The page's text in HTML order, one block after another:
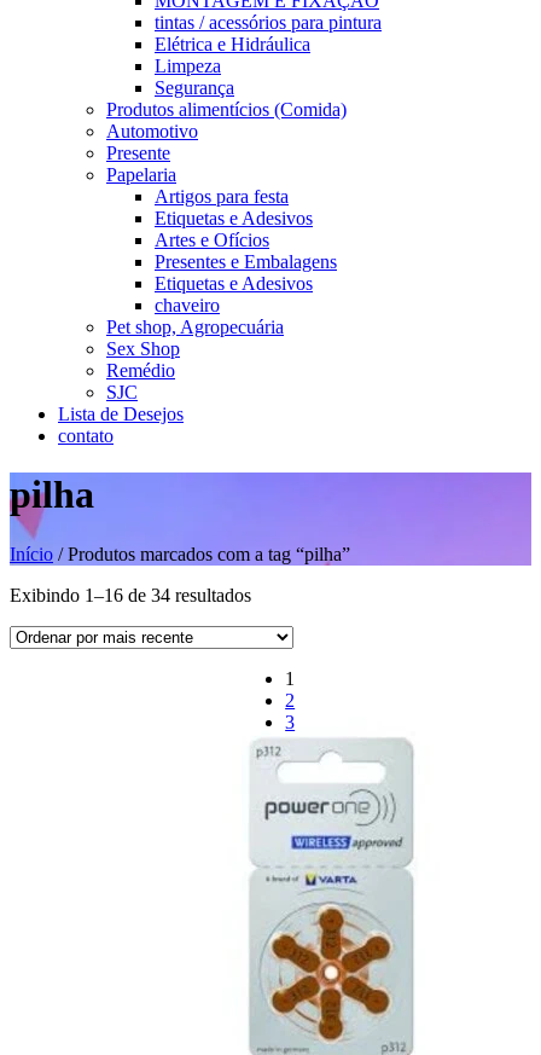
tintas / acessórios para pintura
Elétrica e Hidráulica
Limpeza
Segurança
Produtos alimentícios (Comida)
Automotivo
Presente
Papelaria
Artigos para festa
Etiquetas e Adesivos
Artes e Ofícios
Presentes e Embalagens
Etiquetas e Adesivos
chaveiro
Pet shop, Agropecuária
Sex Shop
Remédio
SJC
Lista de Desejos
contato
pilha
Início / Produtos marcados com a tag “pilha”
Exibindo 1–16 de 34 resultados
1
2
3